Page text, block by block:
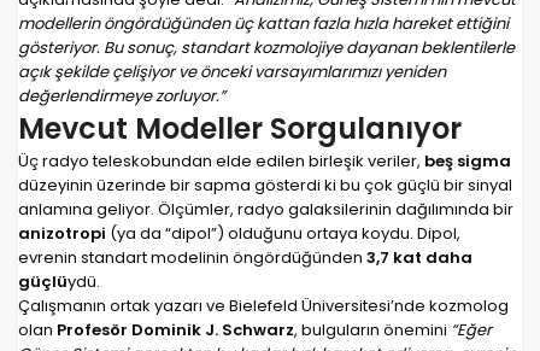
modellerin öngördüğünden üç kattan fazla hızla hareket ettiğini
gösteriyor. Bu sonuç, standart kozmolojiye dayanan beklentilerle
açık şekilde çelişiyor ve önceki varsayımlarımızı yeniden
değerlendirmeye zorluyor.”
Mevcut Modeller Sorgulanıyor
Üç radyo teleskobundan elde edilen birleşik veriler, beş sigma
düzeyinin üzerinde bir sapma gösterdi ki bu çok güçlü bir sinyal
anlamına geliyor. Ölçümler, radyo galaksilerinin dağılımında bir
anizotropi (ya da “dipol”) olduğunu ortaya koydu. Dipol,
evrenin standart modelinin öngördüğünden 3,7 kat daha
güçlüydü.
Çalışmanın ortak yazarı ve Bielefeld Üniversitesi’nde kozmolog
olan Profesör Dominik J. Schwarz, bulguların önemini “Eğer